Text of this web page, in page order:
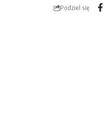
Podziel się